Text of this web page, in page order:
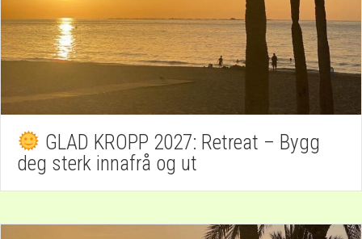
GLAD KROPP 2027: Retreat – Bygg
deg sterk innafrå og ut